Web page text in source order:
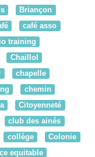
Briançon
café asso
training
Chaillol
chapelle
chemin
Citoyenneté
club des ainés
collège
Colonie
equitable